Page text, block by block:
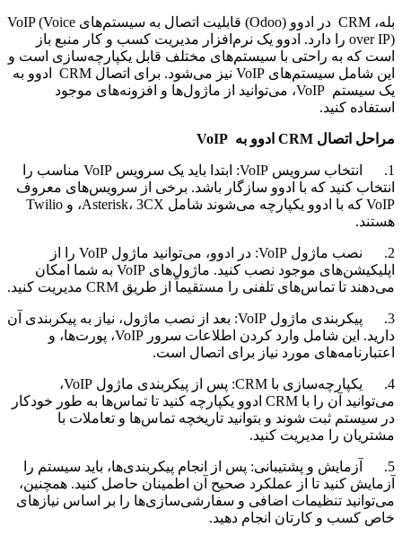
بله، CRM در ادوو (Odoo) قابلیت اتصال به سیستم‌های VoIP (Voice
over IP) را دارد. ادوو یک نرم‌افزار مدیریت کسب و کار منبع باز
است که به راحتی با سیستم‌های مختلف قابل یکپارچه‌سازی است و
این شامل سیستم‌های VoIP نیز می‌شود. برای اتصال CRM ادوو به
یک سیستم VoIP، می‌توانید از ماژول‌ها و افزونه‌های موجود
استفاده کنید.
مراحل اتصال CRM ادوو به VoIP
1. انتخاب سرویس VoIP: ابتدا باید یک سرویس VoIP مناسب را
انتخاب کنید که با ادوو سازگار باشد. برخی از سرویس‌های معروف
VoIP که با ادوو یکپارچه می‌شوند شامل Asterisk، 3CX، و Twilio
هستند.
2. نصب ماژول VoIP: در ادوو، می‌توانید ماژول VoIP را از
اپلیکیشن‌های موجود نصب کنید. ماژول‌های VoIP به شما امکان
می‌دهند تا تماس‌های تلفنی را مستقیماً از طریق CRM مدیریت کنید.
3. پیکربندی ماژول VoIP: بعد از نصب ماژول، نیاز به پیکربندی آن
دارید. این شامل وارد کردن اطلاعات سرور VoIP، پورت‌ها، و
اعتبارنامه‌های مورد نیاز برای اتصال است.
4. یکپارچه‌سازی با CRM: پس از پیکربندی ماژول VoIP،
می‌توانید آن را با CRM ادوو یکپارچه کنید تا تماس‌ها به طور خودکار
در سیستم ثبت شوند و بتوانید تاریخچه تماس‌ها و تعاملات با
مشتریان را مدیریت کنید.
5. آزمایش و پشتیبانی: پس از انجام پیکربندی‌ها، باید سیستم را
آزمایش کنید تا از عملکرد صحیح آن اطمینان حاصل کنید. همچنین،
می‌توانید تنظیمات اضافی و سفارشی‌سازی‌ها را بر اساس نیازهای
خاص کسب و کارتان انجام دهید.